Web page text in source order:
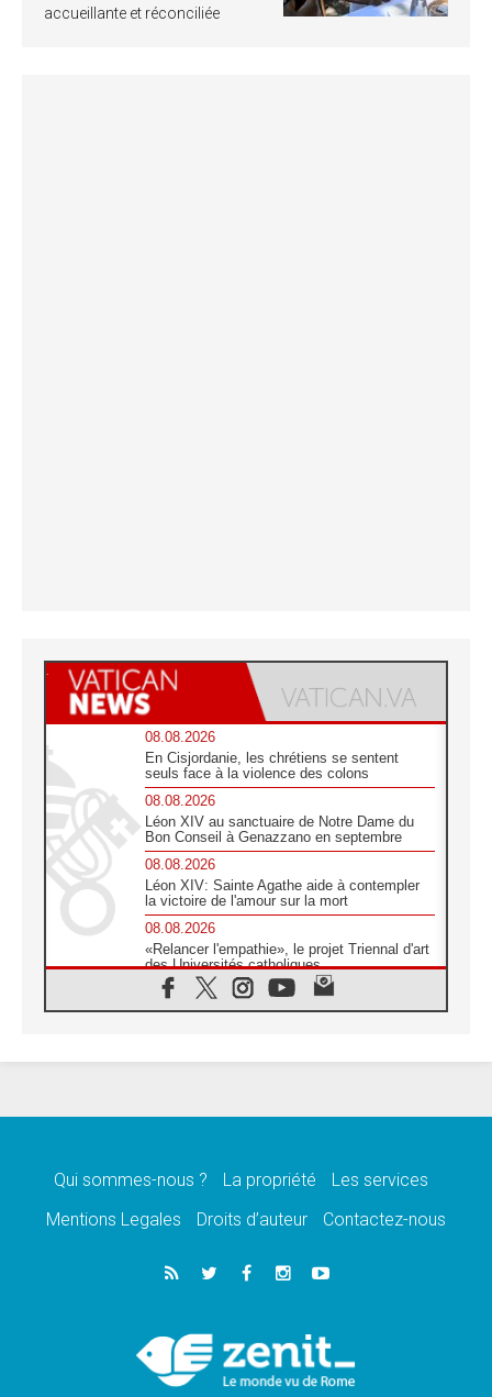
accueillante et réconciliée
08.08.2026
En Cisjordanie, les chrétiens se sentent
seuls face à la violence des colons
08.08.2026
Léon XIV au sanctuaire de Notre Dame du
Bon Conseil à Genazzano en septembre
08.08.2026
Léon XIV: Sainte Agathe aide à contempler
la victoire de l'amour sur la mort
08.08.2026
«Relancer l'empathie», le projet Triennal d'art
des Universités catholiques
08.08.2026
Signis 2026, donner la parole aux religieuses
07.08.2026
07.08.2026
de l'Assomption et mémoire nationale
«La paix commence par l'empathie» estime
le cardinal Parolin
En Colombie, «la paix ne s'achète pas avec
une signature»
Qui sommes-nous ? La propriété
Les services
Mentions Legales
Droits d’auteur Contactez-nous